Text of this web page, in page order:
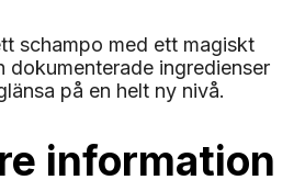
schampo med ett magiskt
dokumenterade ingredienser
på en helt ny nivå.
information